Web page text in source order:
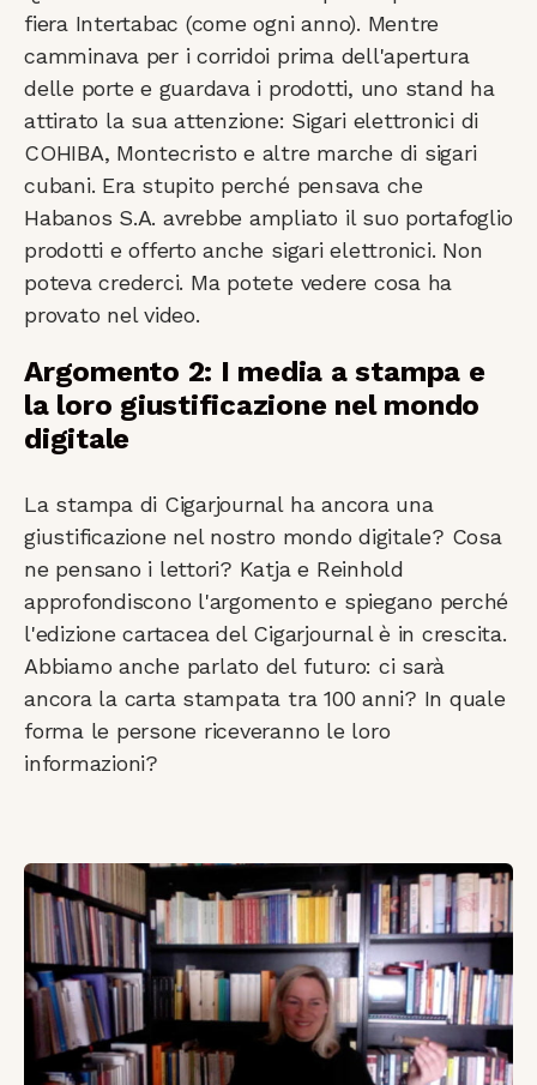
fiera Intertabac (come ogni anno). Mentre
camminava per i corridoi prima dell'apertura
delle porte e guardava i prodotti, uno stand ha
attirato la sua attenzione: Sigari elettronici di
COHIBA, Montecristo e altre marche di sigari
cubani. Era stupito perché pensava che
Habanos S.A. avrebbe ampliato il suo portafoglio
prodotti e offerto anche sigari elettronici. Non
poteva crederci. Ma potete vedere cosa ha
provato nel video.
Argomento 2: I media a stampa e
la loro giustificazione nel mondo
digitale
La stampa di Cigarjournal ha ancora una
giustificazione nel nostro mondo digitale? Cosa
ne pensano i lettori? Katja e Reinhold
approfondiscono l'argomento e spiegano perché
l'edizione cartacea del Cigarjournal è in crescita.
Abbiamo anche parlato del futuro: ci sarà
ancora la carta stampata tra 100 anni? In quale
forma le persone riceveranno le loro
informazioni?